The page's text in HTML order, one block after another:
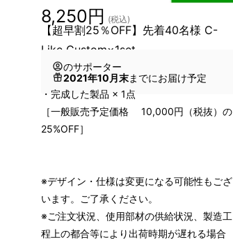
【超早割25％OFF】先着40名様 C-
Like Custom×1set
8,250円 (税込)
のサポーター
2021年10月末までにお届け予定
・完成した製品 × 1点
［一般販売予定価格 10,000円（税抜）の
25%OFF］
※デザイン・仕様は変更になる可能性もござ
います。ご了承ください。
※ご注文状況、使用部材の供給状況、製造工
程上の都合等により出荷時期が遅れる場合